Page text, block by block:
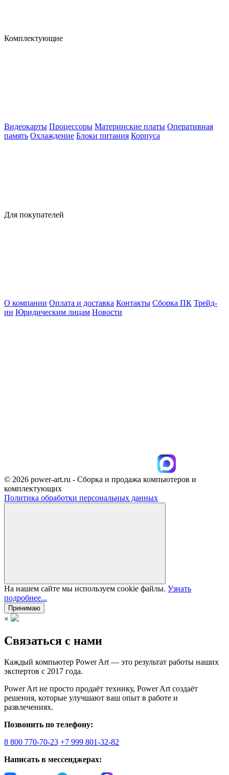
Комплектующие
Видеокарты Процессоры Материнские платы Оперативная
память Охлаждение Блоки питания Корпуса
Для покупателей
О компании Оплата и доставка Контакты Сборка ПК Трейд-
ин Юридическим лицам Новости
© 2026 power-art.ru - Сборка и продажа компьютеров и
комплектующих
Политика обработки персональных данных
На нашем сайте мы используем cookie файлы. Узнать
подробнее...
Принимаю
×
Связаться с нами
Каждый компьютер Power Art — это результат работы наших
экспертов с 2017 года.
Power Art не просто продаёт технику, Power Art создаёт
решения, которые улучшают ваш опыт в работе и
развлечениях.
Позвонить по телефону:
8 800 770-70-23 +7 999 801-32-82
Написать в мессенджерах: